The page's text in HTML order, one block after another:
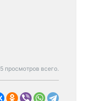
5 просмотров всего.